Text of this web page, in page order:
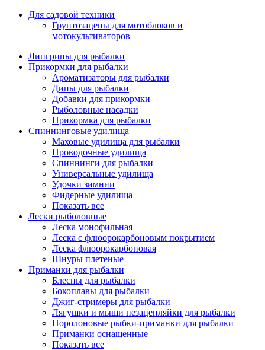
Для садовой техники
Грунтозацепы для мотоблоков и
мотокультиваторов
Липгрипы для рыбалки
Прикормки для рыбалки
Ароматизаторы для рыбалки
Дипы для рыбалки
Добавки для прикормки
Рыболовные насадки
Прикормка для рыбалки
Спиннинговые удилища
Маховые удилища для рыбалки
Проводочные удилища
Спиннинги для рыбалки
Универсальные удилища
Удочки зимнии
Фидерные удилища
Показать все
Лески рыболовные
Леска монофильная
Леска с флюорокарбоновым покрытием
Леска флюорокарбоновая
Шнуры плетеные
Приманки для рыбалки
Блесны для рыбалки
Бокоплавы для рыбалки
Джиг-стримеры для рыбалки
Лягушки и мыши незацепляйки для рыбалки
Поролоновые рыбки-приманки для рыбалки
Приманки оснащенные
Показать все